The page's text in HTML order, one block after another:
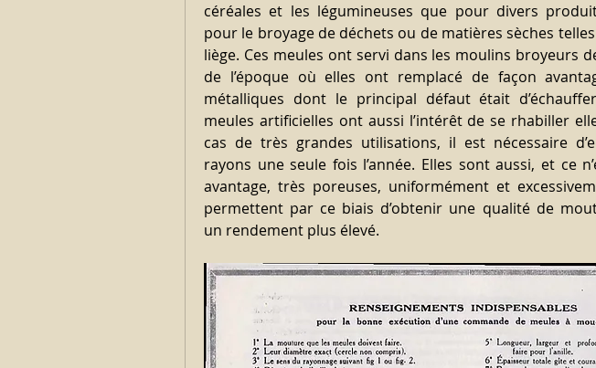
céréales et les légumineuses que pour divers
pour le broyage de déchets ou de matières sèches
liège. Ces meules ont servi dans les moulins broyeurs
de l’époque où elles ont remplacé de façon
métalliques dont le principal défaut était
meules artificielles ont aussi l’intérêt de se rhabiller
cas de très grandes utilisations, il est nécessaire
rayons une seule fois l’année. Elles sont aussi, et ce
avantage, très poreuses, uniformément et
permettent par ce biais d’obtenir une qualité de
un rendement plus élevé.